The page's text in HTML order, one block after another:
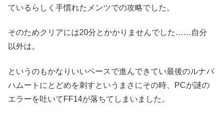
ているらしく手慣れたメンツでの攻略でした。
そのためクリアには20分とかかりませんでした……自分
以外は。
というのもかなりいいペースで進んできてい最後のルナバ
ハムートにとどめを刺すというまさにその時、PCが謎の
エラーを吐いてFF14が落ちてしまいました。